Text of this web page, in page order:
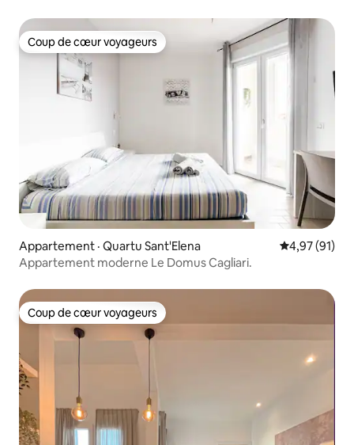
Coup de cœur voyageurs
Coup de cœur voyageurs
Appartement · Quartu Sant'Elena Note
4,97 (91)
Appartement moderne Le Domus Cagliari.
Coup de cœur voyageurs
Coup de cœur voyageurs